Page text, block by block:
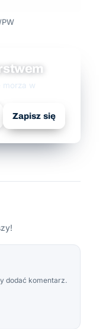
morza w
Zapisz się
dodać komentarz.